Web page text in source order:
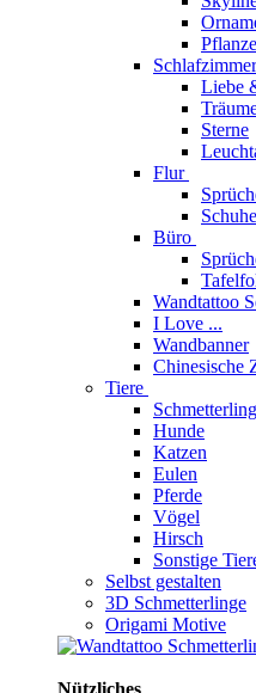
Schlafzimmer
Liebe
Sterne
Flur
Schuhe
Büro
Wandtattoo
I Love ...
Wandbanner
Chinesische
Tiere
Hunde
Katzen
Eulen
Pferde
Vögel
Hirsch
Sonstige
Selbst gestalten
3D Schmetterlinge
Origami Motive
Nützliches